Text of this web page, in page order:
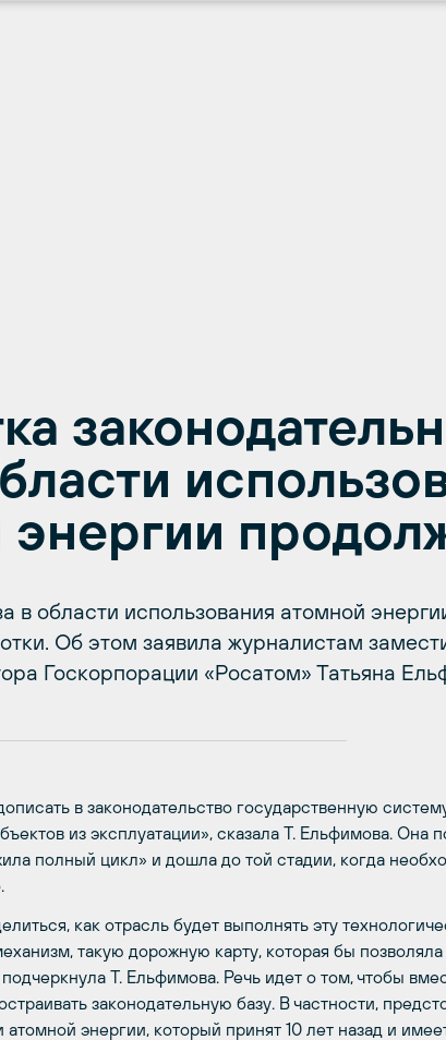
в области использования атомной
Об этом заявила журналистам
Госкорпорации «Росатом» Татьяна
в законодательство государственную
из эксплуатации», сказала Т. Ельфимова. Она
полный цикл» и дошла до той стадии, когда
как отрасль будет выполнять эту
такую дорожную карту, которая бы
Т. Ельфимова. Речь идет о том, чтобы
законодательную базу. В частности,
энергии, который принят 10 лет назад и